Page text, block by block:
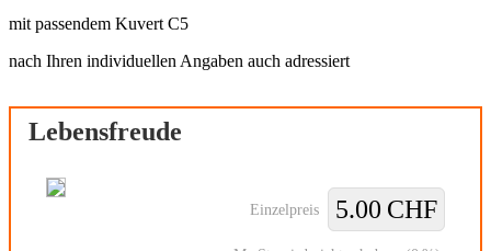
mit passendem Kuvert C5
nach Ihren individuellen Angaben auch adressiert
Lebensfreude
Einzelpreis 5.00 CHF